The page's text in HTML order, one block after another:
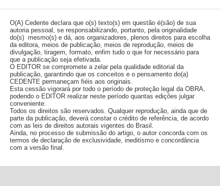
O(A) Cedente declara que o(s) texto(s) em questão é(são) de sua
autoria pessoal, se responsabilizando, portanto, pela originalidade
do(s) mesmo(s) e dá, aos organizadores, plenos direitos para escolha
da editora, meios de publicação, meios de reprodução, meios de
divulgação, tiragem, formato, enfim tudo o que for necessário para
que a publicação seja efetivada.
O EDITOR se compromete a zelar pela qualidade editorial da
publicação, garantindo que os conceitos e o pensamento do(a)
CEDENTE permaneçam fiéis aos originais.
Esta cessão vigorará por todo o período de proteção legal da OBRA,
podendo o EDITOR realizar neste período quantas edições julgar
conveniente.
Todos os direitos são reservados. Qualquer reprodução, ainda que de
parte da publicação, deverá constar o crédito de referência, de acordo
com as leis de direitos autorais vigentes do Brasil.
Ainda, no processo de submissão do artigo, o autor concorda com os
termos de declaração de exclusividade, ineditismo e concordância
com a versão final.